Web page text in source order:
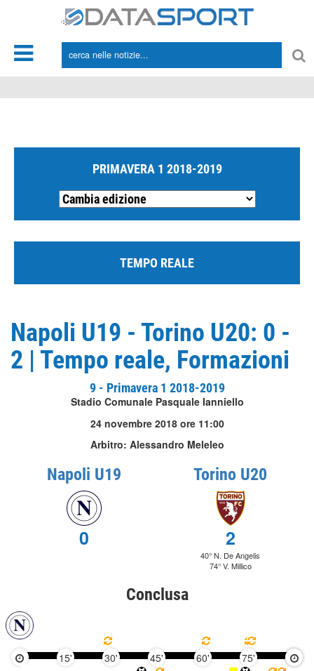
PRIMAVERA 1 2018-2019
TEMPO REALE
Napoli U19 - Torino U20: 0 -
2 | Tempo reale, Formazioni
9 - Primavera 1 2018-2019
Stadio Comunale Pasquale Ianniello
24 novembre 2018 ore 11:00
Arbitro: Alessandro Meleleo
Napoli U19
0
Torino U20
2
40° N. De Angelis
74° V. Millico
Conclusa
15' 30' 45' 60' 75' 90'